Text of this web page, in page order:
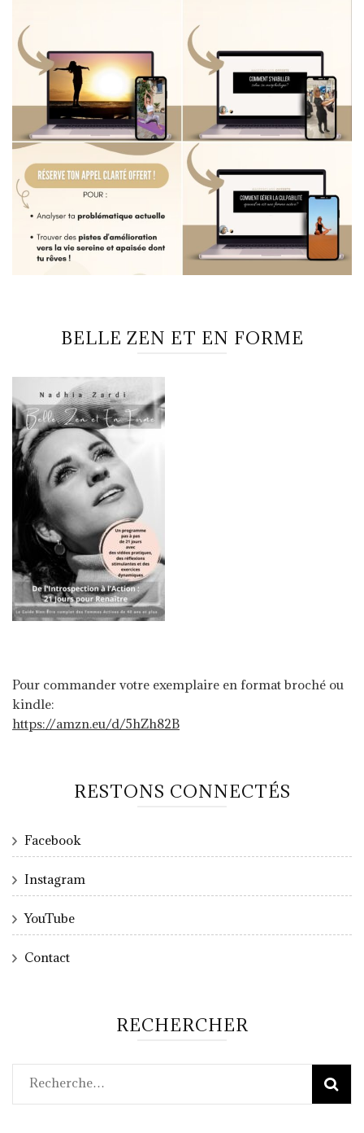
BELLE ZEN ET EN FORME
Pour commander votre exemplaire en format broché ou
kindle:
https://amzn.eu/d/5hZh82B
RESTONS CONNECTÉS
Facebook
Instagram
YouTube
Contact
RECHERCHER
Rechercher :